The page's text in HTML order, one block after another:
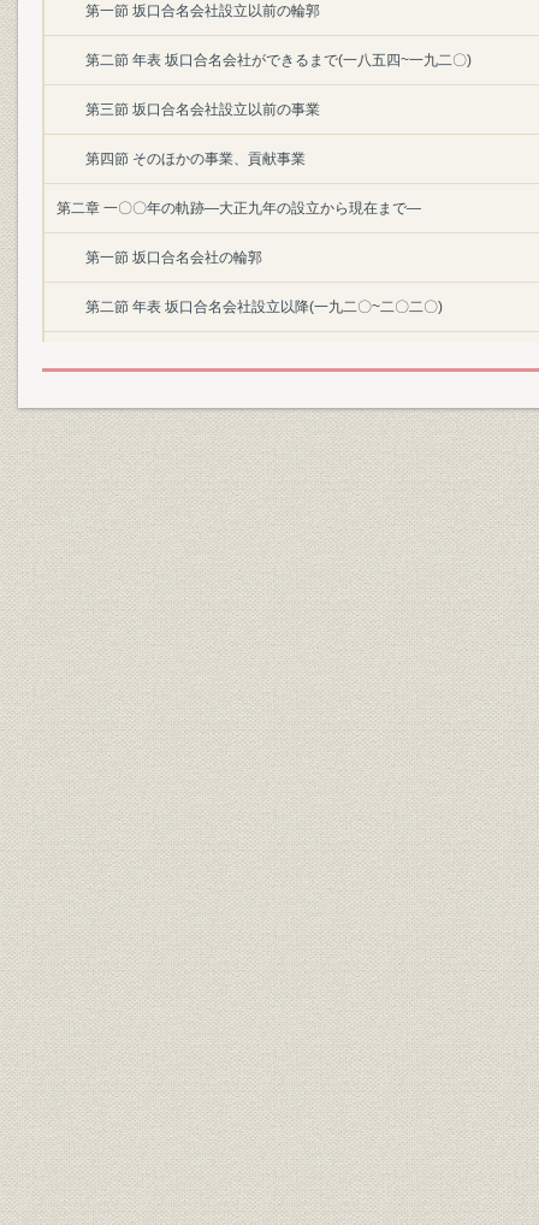
第一節 坂口合名会社設立以前の輪郭
第二節 年表 坂口合名会社ができるまで(一八五四~一九二〇)
第三節 坂口合名会社設立以前の事業
第四節 そのほかの事業、貢献事業
第二章 一〇〇年の軌跡―大正九年の設立から現在まで―
第一節 坂口合名会社の輪郭
第二節 年表 坂口合名会社設立以降(一九二〇~二〇二〇)
第四節 坂口合名会社設立以降の新規事業
第五節 貢献事業や行事
第三章 事業の現況
第一節 事業部紹介
第四章 関連会社
第一節 子会社
第二節 設立に携わった主な会社
第三節 過去の子会社
第四節 過去の関連会社
第五章 座談会
往時を振り返って
第六章 資料
歴代社長
役職者一覧
組織図
参考資料
協力一覧